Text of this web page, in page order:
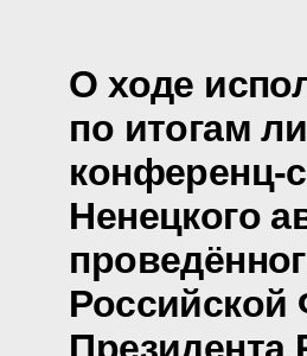
О ходе
по итогам
конференц-
Ненецкого
Российской
Президента